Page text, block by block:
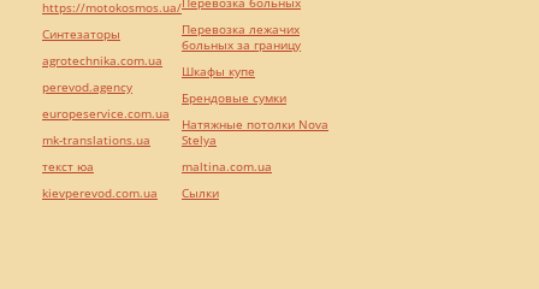
https://motokosmos.ua/
Синтезаторы
agrotechnika.com.ua
perevod.agency
europeservice.com.ua
mk-translations.ua
текст юа
kievperevod.com.ua
Перевозка лежачих
больных за границу
Шкафы купе
Брендовые сумки
Натяжные потолки Nova
Stelya
maltina.com.ua
Cылки